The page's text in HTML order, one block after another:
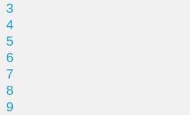
3
4
5
6
7
8
9